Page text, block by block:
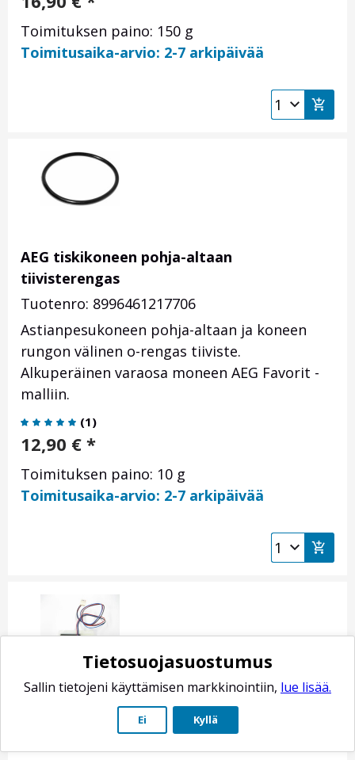
Toimituksen paino: 150 g
Toimitusaika-arvio: 2-7 arkipäivää
AEG tiskikoneen pohja-altaan
tiivisterengas
Tuotenro: 8996461217706
Astianpesukoneen pohja-altaan ja koneen
rungon välinen o-rengas tiiviste.
Alkuperäinen varaosa moneen AEG Favorit -
malliin.
(1)
12,90 € *
Toimituksen paino: 10 g
Toimitusaika-arvio: 2-7 arkipäivää
AEG tiskikoneen keskimmäisen pesulavan
asentotunnustin
Tuotenro: 8996462227829
Tietosuojasuostumus
Sallin tietojeni käyttämisen markkinointiin, lue lisää.
Ei Kyllä